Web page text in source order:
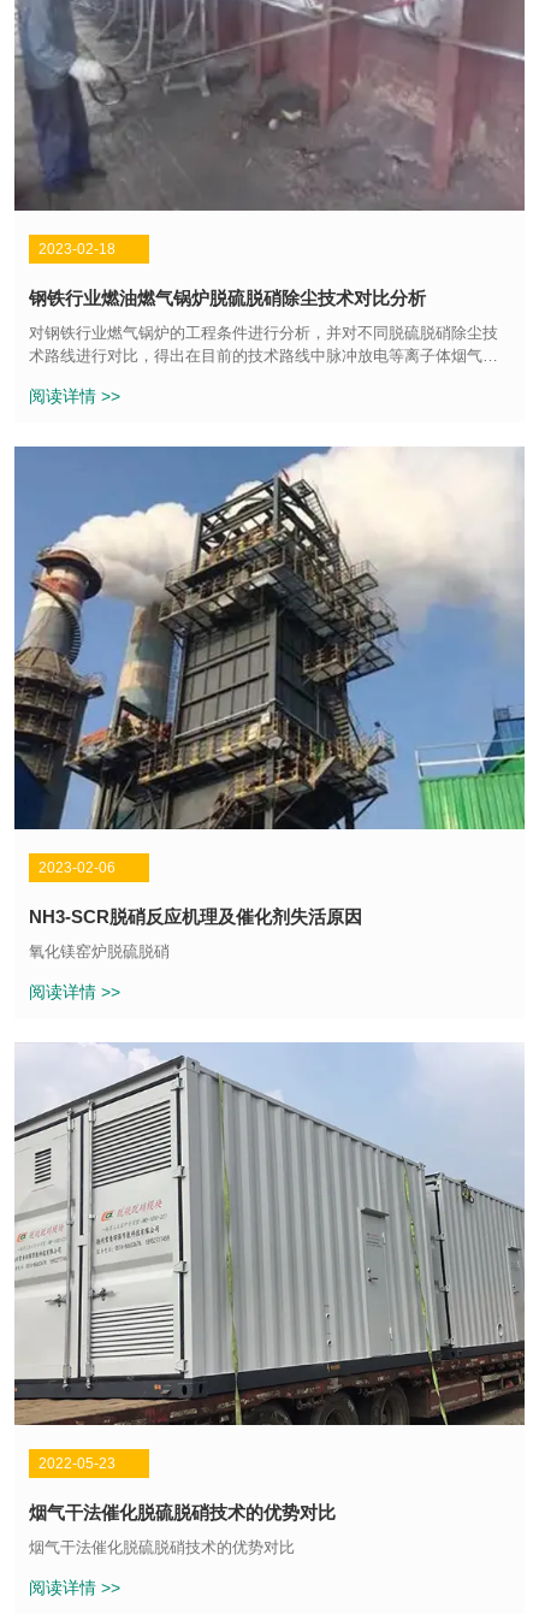
2023-02-18
钢铁行业燃油燃气锅炉脱硫脱硝除尘技术对比分析
对钢铁行业燃气锅炉的工程条件进行分析，并对不同脱硫脱硝除尘技
术路线进行对比，得出在目前的技术路线中脉冲放电等离子体烟气一
炉烟气脱硫脱硝除尘。
阅读详情 >>
2023-02-06
NH3-SCR脱硝反应机理及催化剂失活原因
氧化镁窑炉脱硫脱硝
阅读详情 >>
2022-05-23
烟气干法催化脱硫脱硝技术的优势对比
烟气干法催化脱硫脱硝技术的优势对比
阅读详情 >>